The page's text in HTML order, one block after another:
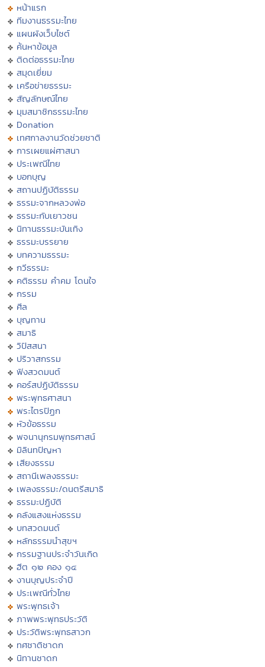
หน้าแรก
ทีมงานธรรมะไทย
แผนผังเว็บไซต์
ค้นหาข้อมูล
ติดต่อธรรมะไทย
สมุดเยี่ยม
เครือข่ายธรรมะ
สัญลักษณ์ไทย
มุมสมาชิกธรรมะไทย
Donation
เทศกาลงานวัดช่วยชาติ
การเผยแผ่ศาสนา
ประเพณีไทย
บอกบุญ
สถานปฏิบัติธรรม
ธรรมะจากหลวงพ่อ
ธรรมะกับเยาวชน
นิทานธรรมะบันเทิง
ธรรมะบรรยาย
บทความธรรมะ
กวีธรรมะ
คติธรรม คำคม โดนใจ
กรรม
ศีล
บุญทาน
สมาธิ
วิปัสสนา
ปริวาสกรรม
ฟังสวดมนต์
คอร์สปฏิบัติธรรม
พระพุทธศาสนา
พระไตรปิฏก
หัวข้อธรรม
พจนานุกรมพุทธศาสน์
มิลินทปัญหา
เสียงธรรม
สถานีเพลงธรรมะ
เพลงธรรมะ/ดนตรีสมาธิ
ธรรมะปฏิบัติ
คลังแสงแห่งธรรม
บทสวดมนต์
หลักธรรมนำสุขฯ
กรรมฐานประจำวันเกิด
ฮีต ๑๒ คอง ๑๔
งานบุญประจำปี
ประเพณีทั่วไทย
พระพุทธเจ้า
ภาพพระพุทธประวัติ
ประวัติพระพุทธสาวก
ทศชาติชาดก
นิทานชาดก